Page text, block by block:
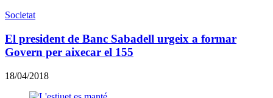
Societat
El president de Banc Sabadell urgeix a formar
Govern per aixecar el 155
18/04/2018